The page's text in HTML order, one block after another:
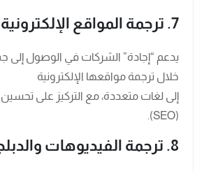
7. ترجمة المواقع الإلكترونية
يدعم “إجادة” الشركات في الوصول
خلال ترجمة مواقعها الإلكترونية
إلى لغات متعددة، مع التركيز على
(SEO).
8. ترجمة الفيديوهات والدبلجة